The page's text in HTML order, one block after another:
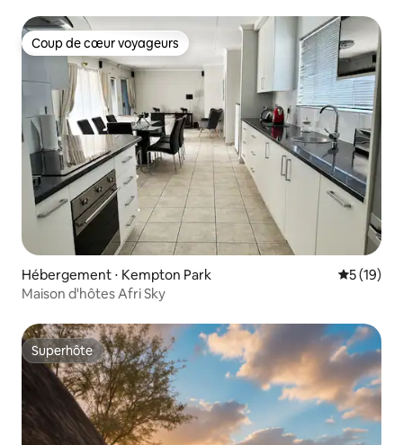
Coup de cœur voyageurs
Coup de cœur voyageurs
Hébergement ⋅ Kempton Park
5 (19)
Maison d'hôtes Afri Sky
Superhôte
Superhôte